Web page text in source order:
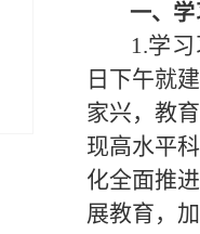
一、学
1.学
日下午就
家兴，教
现高水平
化全面推
展教育，